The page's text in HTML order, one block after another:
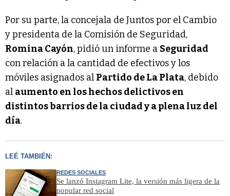
Por su parte, la concejala de Juntos por el Cambio
y presidenta de la Comisión de Seguridad,
Romina Cayón, pidió un informe a Seguridad
con relación a la cantidad de efectivos y los
móviles asignados al Partido de La Plata, debido
al aumento en los hechos delictivos en
distintos barrios de la ciudad y a plena luz del
día.
LEÉ TAMBIÉN:
REDES SOCIALES
Se lanzó Instagram Lite, la versión más ligera de la
popular red social